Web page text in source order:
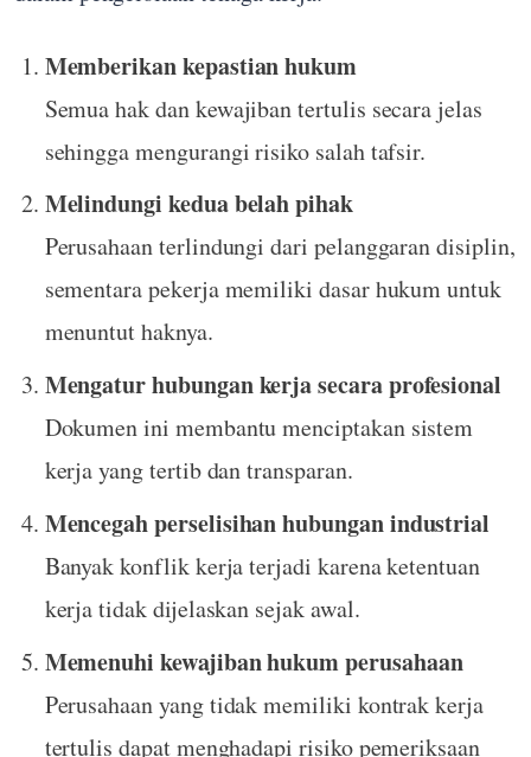
Memberikan kepastian hukum
Semua hak dan kewajiban tertulis secara jelas
sehingga mengurangi risiko salah tafsir.
Melindungi kedua belah pihak
Perusahaan terlindungi dari pelanggaran disiplin,
sementara pekerja memiliki dasar hukum untuk
menuntut haknya.
Mengatur hubungan kerja secara profesional
Dokumen ini membantu menciptakan sistem
kerja yang tertib dan transparan.
Mencegah perselisihan hubungan industrial
Banyak konflik kerja terjadi karena ketentuan
kerja tidak dijelaskan sejak awal.
Memenuhi kewajiban hukum perusahaan
Perusahaan yang tidak memiliki kontrak kerja
tertulis dapat menghadapi risiko pemeriksaan